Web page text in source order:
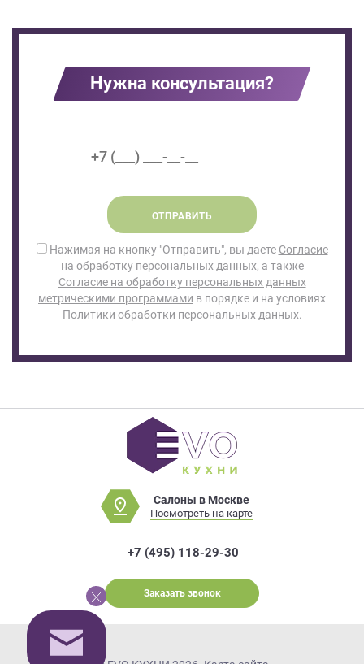
Нужна консультация?
ОТПРАВИТЬ
Нажимая на кнопку "Отправить", вы даете Согласие
на обработку персональных данных, а также
Согласие на обработку персональных данных
метрическими программами в порядке и на условиях
Политики обработки персональных данных.
Салоны в Москве
Посмотреть на карте
+7 (495) 118-29-30
Заказать звонок